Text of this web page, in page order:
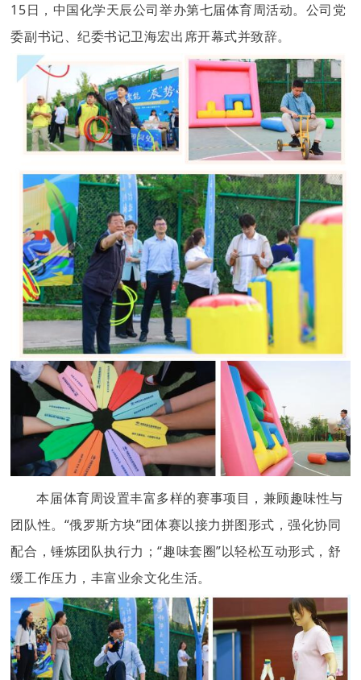
15日，中国化学天辰公司举办第七届体育周活动。公司党
委副书记、纪委书记卫海宏出席开幕式并致辞。
本届体育周设置丰富多样的赛事项目，兼顾趣味性与
团队性。“俄罗斯方块”团体赛以接力拼图形式，强化协同
配合，锤炼团队执行力；“趣味套圈”以轻松互动形式，舒
缓工作压力，丰富业余文化生活。